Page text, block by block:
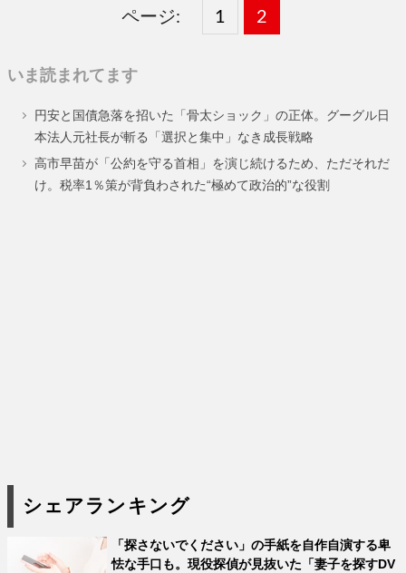
ページ:
固
ー
ジ
1 ,
固
ー
ジ
2
いま読まれてます
円安と国債急落を招いた「骨太ショック」の正体。グーグル日
本法人元社長が斬る「選択と集中」なき成長戦略
高市早苗が「公約を守る首相」を演じ続けるため、ただそれだ
け。税率1％策が背負わされた“極めて政治的”な役割
シェアランキング
「探さないでください」の手紙を自作自演する卑
怯な手口も。現役探偵が見抜いた「妻子を探すDV